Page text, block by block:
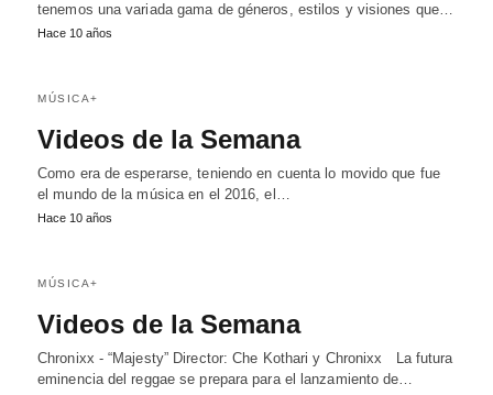
tenemos una variada gama de géneros, estilos y visiones que…
Hace 10 años
MÚSICA+
Videos de la Semana
Como era de esperarse, teniendo en cuenta lo movido que fue
el mundo de la música en el 2016, el…
Hace 10 años
MÚSICA+
Videos de la Semana
Chronixx - “Majesty” Director: Che Kothari y Chronixx La futura
eminencia del reggae se prepara para el lanzamiento de…